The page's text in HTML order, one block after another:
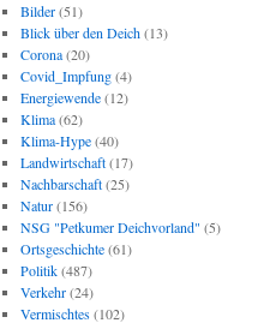
Bilder(51)
Blick über den Deich(13)
Corona(20)
Covid_Impfung(4)
Energiewende(12)
Klima(62)
Klima-Hype(40)
Landwirtschaft(17)
Nachbarschaft(25)
Natur(156)
NSG "Petkumer Deichvorland" (5)
Ortsgeschichte(61)
Politik(487)
Verkehr(24)
Vermischtes(102)